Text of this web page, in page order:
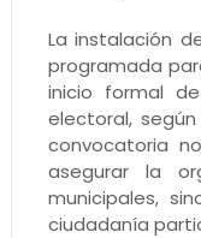
La instalación
programada
inicio formal
electoral,
convocatoria
asegurar la
municipales,
ciudadanía